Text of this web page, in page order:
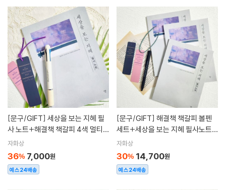
[문구/GIFT]
사 노트+해결책 책갈피 4색 멀티펜
세트
자화상
36% 7,000원
예스24배송
[문구/GIFT]
세트+세상을 보는 지혜 필사노트 3
권 세트
자화상
30% 14,700원
예스24배송